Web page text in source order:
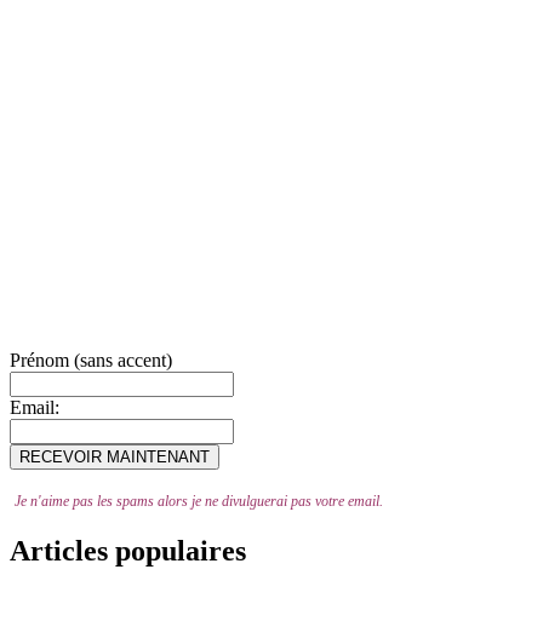
Prénom (sans accent)
Email:
Je n'aime pas les spams alors je ne divulguerai pas votre email.
Articles populaires